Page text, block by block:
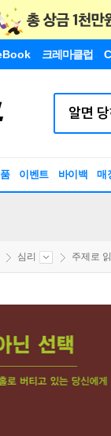
크레마클럽
이벤트 바이백 매
심리 주제로